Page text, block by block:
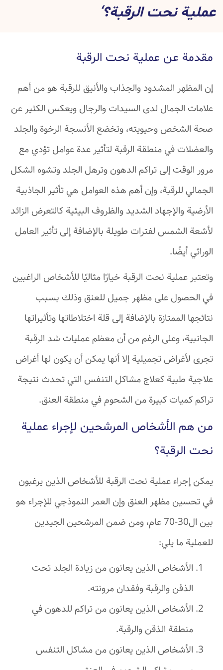
عملية نحت الرقبة؟‘
مقدمة عن عملية نحت الرقبة
إن المظهر المشدود والجذاب والأنيق للرقبة هو من أهم
علامات الجمال لدى السيدات والرجال ويعكس الكثير عن
صحة الشخص وحيويته، وتخضع الأنسجة الرخوة والجلد
والعضلات في منطقة الرقبة لتأثير عدة عوامل تؤدي مع
مرور الوقت إلى تراكم الدهون وترهل الجلد وتشوه الشكل
الجمالي للرقبة، وإن أهم هذه العوامل هي تأثير الجاذبية
الأرضية والإجهاد الشديد والظروف البيئية كالتعرض الزائد
لأشعة الشمس لفترات طويلة بالإضافة إلى تأثير العامل
الوراثي أيضًا.
وتعتبر عملية نحت الرقبة خيارًا مثاليًا للأشخاص الراغبين
في الحصول على مظهر جميل للعنق وذلك بسبب
نتائجها الممتازة بالإضافة إلى قلة اختلاطاتها وتأثيراتها
الجانبية، وعلى الرغم من أن معظم عمليات شد الرقبة
تجرى لأغراض تجميلية إلا أنها يمكن أن يكون لها أغراض
علاجية طبية كعلاج مشاكل التنفس التي تحدث نتيجة
تراكم كميات كبيرة من الشحوم في منطقة العنق.
من هم الأشخاص المرشحين لإجراء عملية
نحت الرقبة؟
يمكن إجراء عملية نحت الرقبة للأشخاص الذين يرغبون
في تحسين مظهر العنق وإن العمر النموذجي للإجراء هو
بين ال30-70 عام، ومن ضمن المرشحين الجيدين
للعملية ما يلي:
الأشخاص الذين يعانون من زيادة الجلد تحت
الذقن والرقبة وفقدان مرونته.
الأشخاص الذين يعانون من تراكم للدهون في
منطقة الذقن والرقبة.
الأشخاص الذين يعانون من مشاكل التنفس